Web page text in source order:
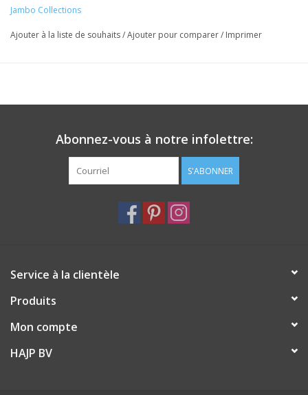
Note de cœur: cardamome
Jambo Collections
Ajouter à la liste de souhaits/Ajouter pour comparer/ Imprimer
Abonnez-vous à notre infolettre:
S'ABONNER
Service à la clientèle
Produits
Mon compte
HAJP BV